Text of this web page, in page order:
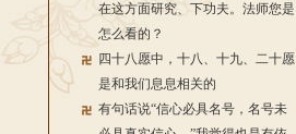
在这方面研究、下功夫。法师您是
怎么看的？
四十八愿中，十八、十九、二十愿
是和我们息息相关的
有句话说“信心必具名号，名号未